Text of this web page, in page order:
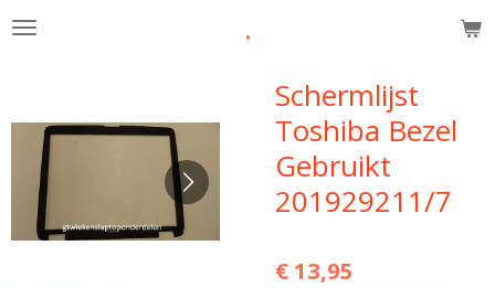
Ga
hoofdinhoud
.
Schermlijst
Toshiba Bezel
Gebruikt
201929211/7
€ 13,95